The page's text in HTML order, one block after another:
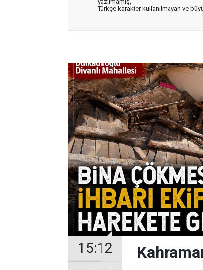
yazılmamış,
Türkçe karakter kullanılmayan ve
15:12